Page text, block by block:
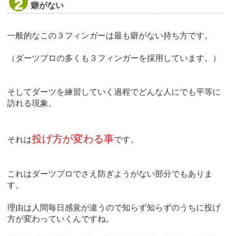
癖がない
一般的なこの３フィンガーは最も癖がない持ち方です。
（ダーツプロの多くも３フィンガーを採用しています。）
そしてダーツを練習していく過程でどんな人にでも平等に
訪れる現象。
それは投げ方が変わる事です。
これはダーツプロでさえ防ぎようがない部分でもありま
す。
理由は人間毎日感覚が違うので知らず知らずのうちに投げ
方が変わっていくんですね。